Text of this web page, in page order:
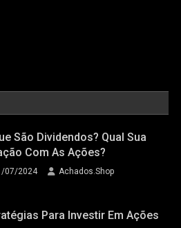
São Dividendos? Qual Sua
Com As Ações?
07/2024 Achados.Shop
Para Investir Em Ações